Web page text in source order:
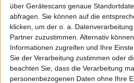
über Gerätescans genaue
abfragen. Sie können auf die
klicken, um der o. a.
Partner zuzustimmen. Alternativ
Informationen zugreifen und Ihre
Sie der Verarbeitung zustimmen oder
beachten Sie, dass die Verarbeitung
personenbezogenen Daten ohne Ihre
7/10
Review
Kryptos
Decimator